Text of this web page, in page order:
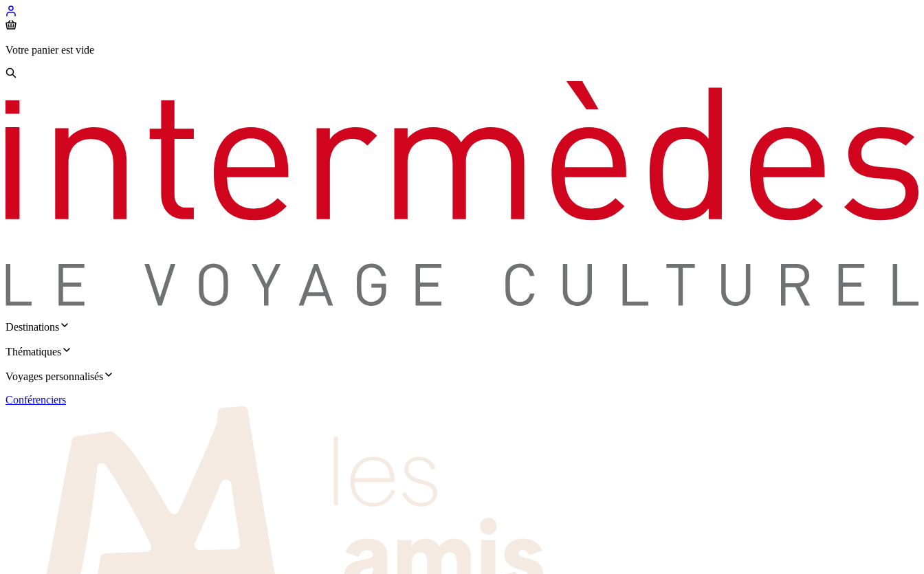
Votre panier est vide
Destinations
Thématiques
Voyages personnalisés
Conférenciers